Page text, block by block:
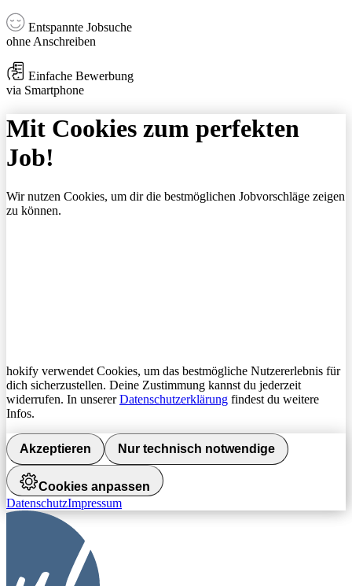
Entspannte Jobsuche
ohne Anschreiben
Einfache Bewerbung
via Smartphone
Mit Cookies zum perfekten
Job!
Wir nutzen Cookies, um dir die bestmöglichen Jobvorschläge zeigen
zu können.
hokify verwendet Cookies, um das bestmögliche Nutzererlebnis für
dich sicherzustellen. Deine Zustimmung kannst du jederzeit
widerrufen. In unsererDatenschutzerklärung findest du weitere
Infos.
Akzeptieren Nur technisch notwendige
Cookies anpassen
DatenschutzImpressum